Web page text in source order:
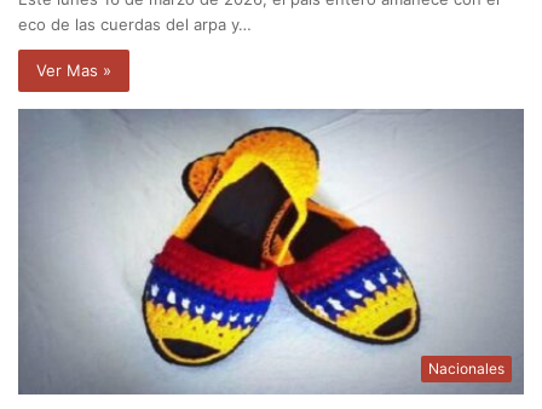
eco de las cuerdas del arpa y…
Ver Mas »
Nacionales